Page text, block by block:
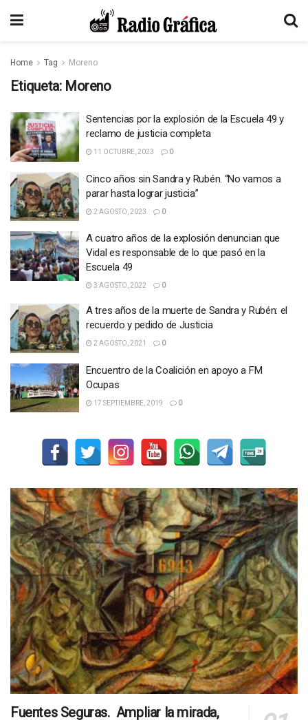
Home Tag Moreno
Etiqueta: Moreno
Sentencias por la explosión de la Escuela 49 y
reclamo de justicia completa
11 OCTUBRE, 2023 0
Cinco años sin Sandra y Rubén. “No vamos a
parar hasta lograr justicia”
2 AGOSTO, 2023 0
A cuatro años de la explosión denuncian que
Vidal es responsable de lo que pasó en la
Escuela 49
3 AGOSTO, 2022 0
A tres años de la muerte de Sandra y Rubén: el
recuerdo y pedido de Justicia
2 AGOSTO, 2021 0
Encuentro de la Coalición en apoyo a FM
Ocupas
17 SEPTIEMBRE, 2019 0
Fuentes Seguras. Ampliar la mirada,